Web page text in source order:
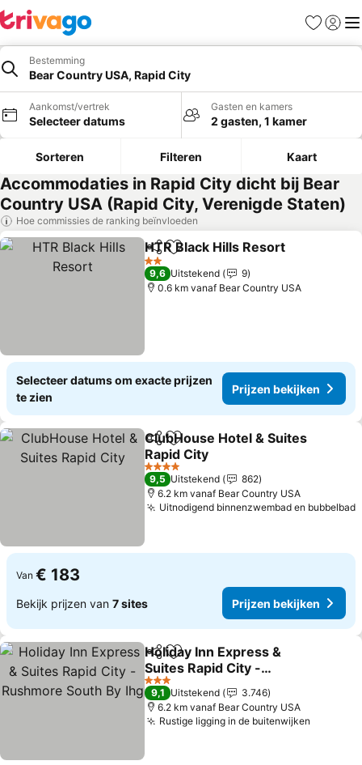
Favorieten
Bestemming
Bear Country USA, Rapid City
Aankomst/vertrek
Selecteer datums
Gasten en kamers
2 gasten, 1 kamer
Sorteren Filteren Kaart
Accommodaties in Rapid City dicht bij Bear
Country USA (Rapid City, Verenigde Staten)
Hoe commissies de ranking beïnvloeden
DelenToevoegen aan favorieten
HTR Black Hills Resort
2 Sterren
9,6 Uitstekend
9
0.6 km vanaf Bear Country USA
Selecteer datums om exacte prijzen
te zien
Prijzen bekijken
DelenToevoegen aan favorieten
ClubHouse Hotel & Suites
Rapid City
4 Sterren
9,5 Uitstekend
862
6.2 km vanaf Bear Country USA
Uitnodigend binnenzwembad en bubbelbad
Van € 183
Bekijk prijzen van 7 sites Prijzen bekijken
DelenToevoegen aan favorieten
Holiday Inn Express &
Suites Rapid City -
Rushmore South By Ihg
3 Sterren
9,1 Uitstekend
3.746
6.2 km vanaf Bear Country USA
Rustige ligging in de buitenwijken